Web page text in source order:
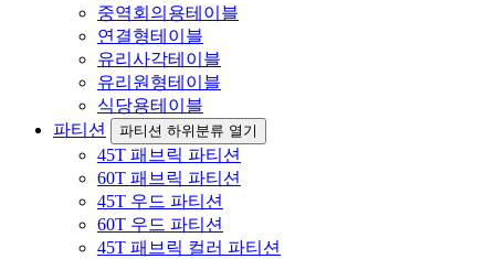
중역회의용테이블
연결형테이블
유리사각테이블
유리원형테이블
식당용테이블
파티션
파티션 하위분류 열기
45T 패브릭 파티션
60T 패브릭 파티션
45T 우드 파티션
60T 우드 파티션
45T 패브릭 컬러 파티션